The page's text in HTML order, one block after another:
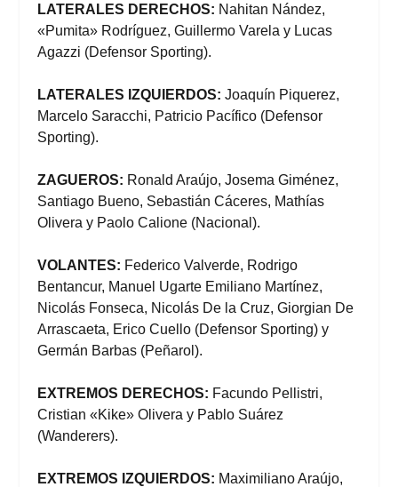
LATERALES DERECHOS: Nahitan Nández,
«Pumita» Rodríguez, Guillermo Varela y Lucas
Agazzi (Defensor Sporting).
LATERALES IZQUIERDOS: Joaquín Piquerez,
Marcelo Saracchi, Patricio Pacífico (Defensor
Sporting).
ZAGUEROS: Ronald Araújo, Josema Giménez,
Santiago Bueno, Sebastián Cáceres, Mathías
Olivera y Paolo Calione (Nacional).
VOLANTES: Federico Valverde, Rodrigo
Bentancur, Manuel Ugarte Emiliano Martínez,
Nicolás Fonseca, Nicolás De la Cruz, Giorgian De
Arrascaeta, Erico Cuello (Defensor Sporting) y
Germán Barbas (Peñarol).
EXTREMOS DERECHOS: Facundo Pellistri,
Cristian «Kike» Olivera y Pablo Suárez
(Wanderers).
EXTREMOS IZQUIERDOS: Maximiliano Araújo,